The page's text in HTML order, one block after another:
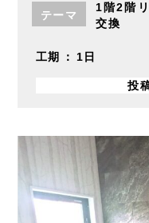
テーマ
1階2階
交換
工期 1日
投